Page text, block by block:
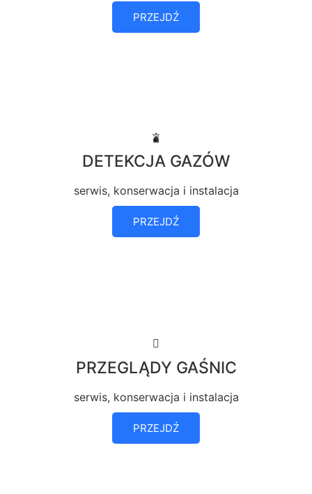
PRZEJDŹ
DETEKCJA GAZÓW
serwis, konserwacja i instalacja
PRZEJDŹ
PRZEGLĄDY GAŚNIC
serwis, konserwacja i instalacja
PRZEJDŹ